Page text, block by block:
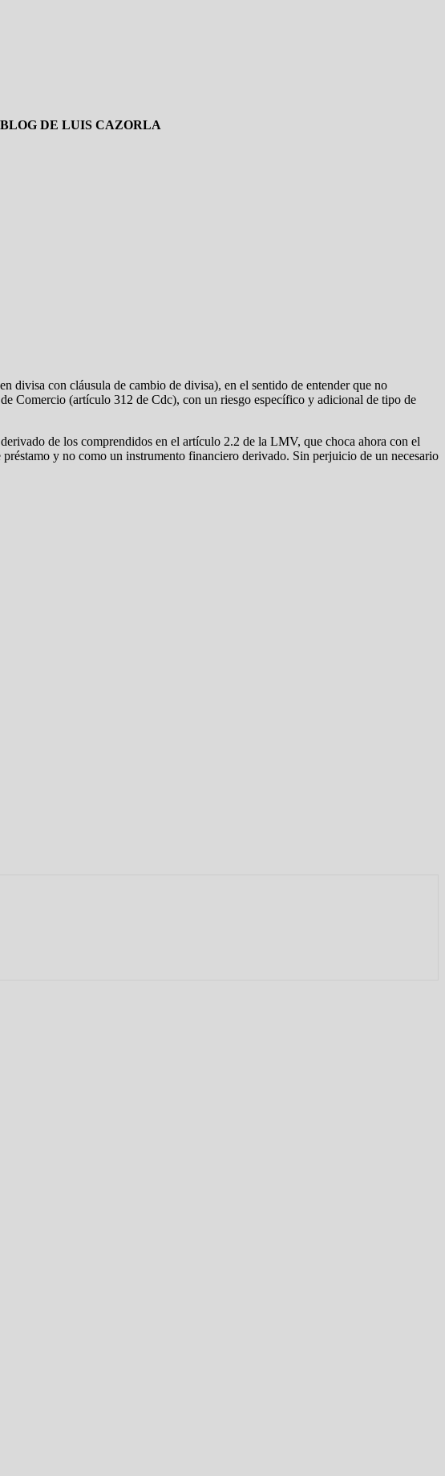
DE LUIS CAZORLA
divisa con cláusula de cambio de divisa), en el sentido de entender que no
Comercio (artículo 312 de Cdc), con un riesgo específico y adicional de tipo de
de los comprendidos en el artículo 2.2 de la LMV, que choca ahora con el
y no como un instrumento financiero derivado. Sin perjuicio de un necesario